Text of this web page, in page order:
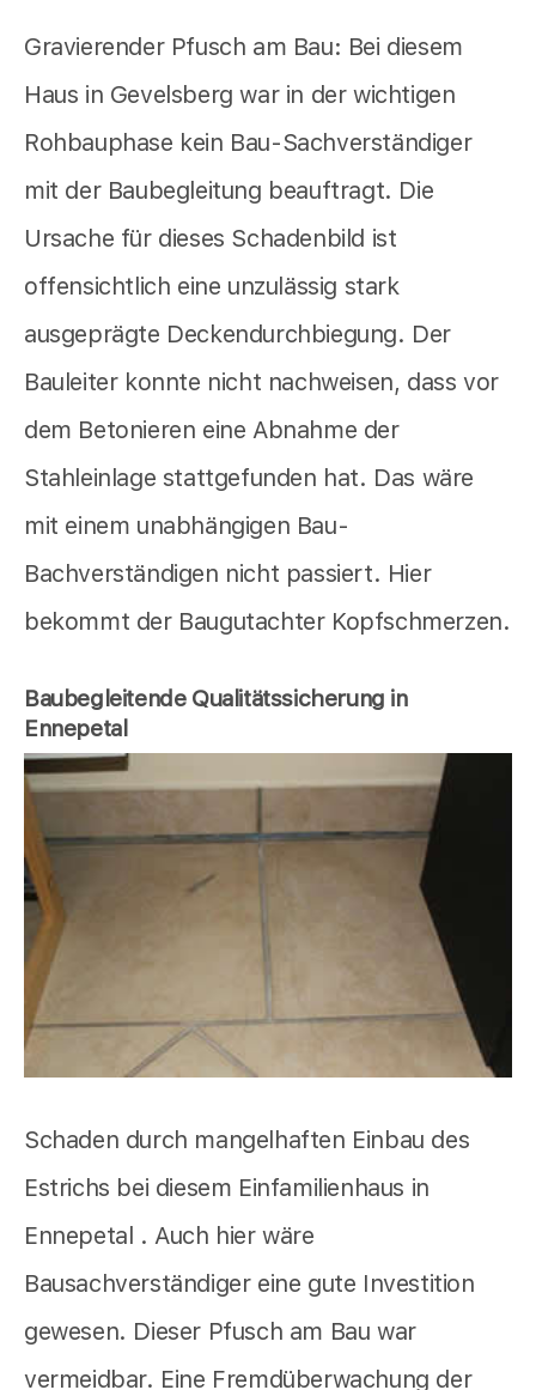
Gravierender Pfusch am Bau: Bei diesem
Haus in Gevelsberg war in der wichtigen
Rohbauphase kein Bau-Sachverständiger
mit der Baubegleitung beauftragt. Die
Ursache für dieses Schadenbild ist
offensichtlich eine unzulässig stark
ausgeprägte Deckendurchbiegung. Der
Bauleiter konnte nicht nachweisen, dass vor
dem Betonieren eine Abnahme der
Stahleinlage stattgefunden hat. Das wäre
mit einem unabhängigen Bau-
Bachverständigen nicht passiert. Hier
bekommt der Baugutachter Kopfschmerzen.
Baubegleitende Qualitätssicherung in
Ennepetal
Schaden durch mangelhaften Einbau des
Estrichs bei diesem Einfamilienhaus in
Ennepetal . Auch hier wäre
Bausachverständiger eine gute Investition
gewesen. Dieser Pfusch am Bau war
vermeidbar. Eine Fremdüberwachung der